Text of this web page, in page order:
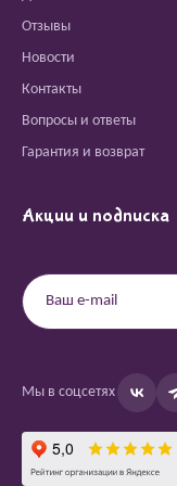
Отзывы
Новости
Контакты
Вопросы и ответы
Гарантия и возврат
Акции и подписка
Мы в соцсетях